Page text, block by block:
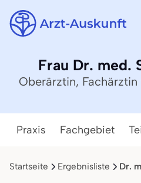
Frau Dr. med.
Oberärztin,
Praxis Fachgebiet
Startseite Ergebnisliste Dr.